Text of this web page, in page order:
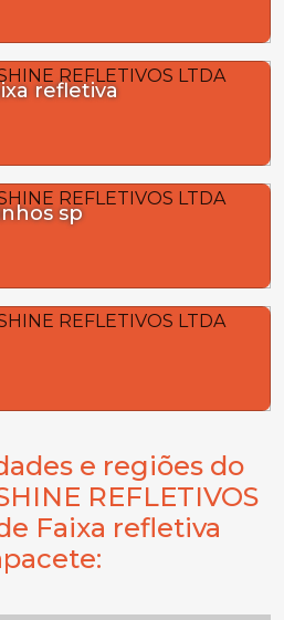
refletiva
sp
e regiões do
REFLETIVOS
Faixa refletiva